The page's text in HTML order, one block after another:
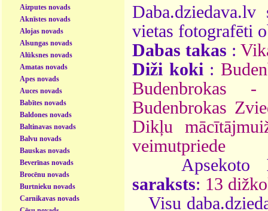
Aizputes novads
Aknīstes novads
Alojas novads
Alsungas novads
Alūksnes novads
Amatas novads
Apes novads
Auces novads
Babītes novads
Baldones novads
Baltinavas novads
Balvu novads
Bauskas novads
Beverīnas novads
Brocēnu novads
Burtnieku novads
Carnikavas novads
vietas fotografēti
Dabas takas :
Diži koki :
Budenbrokas
Dikļu
veimutpriede
Apsekoto
saraksts: 13
Visu